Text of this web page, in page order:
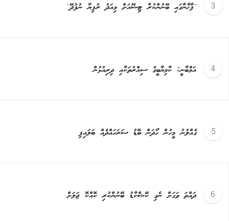
''ފާޚާނާގައި ބޭނުންކުރާ ޓިޝޫއަށް މިއަދު ރުފިޔާ ނުފުދޭ''
އަމްބާނީ: ކާމިޔާބީގެ ސިއްރުތަކާއި ދިރިއުޅުން
ގެއްލުނު މީހުން ހޯދަން ބޮޑު ސަރަހައްދެއް ބަލައިފި
ދައްތަ ވަގަށް ނެގި ކޭޝްކާޑު ބޭނުންކުރި ކޮއްކޮ ޖަލަށް